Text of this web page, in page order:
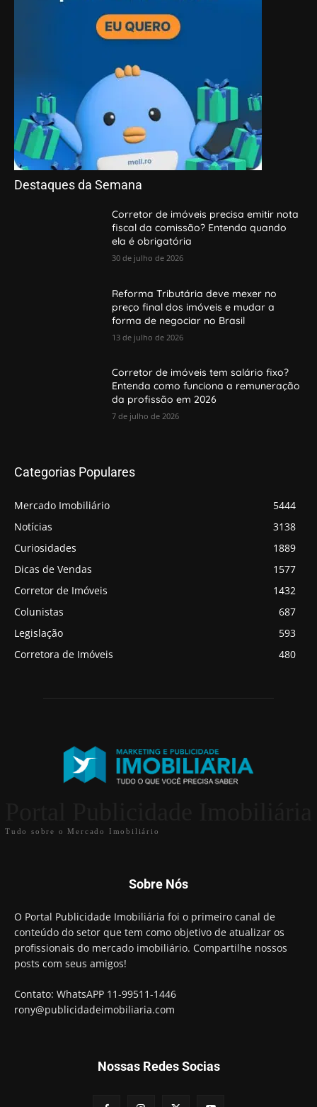
Destaques da Semana
Corretor de imóveis precisa emitir nota
fiscal da comissão? Entenda quando
ela é obrigatória
30 de julho de 2026
Reforma Tributária deve mexer no
preço final dos imóveis e mudar a
forma de negociar no Brasil
13 de julho de 2026
Corretor de imóveis tem salário fixo?
Entenda como funciona a remuneração
da profissão em 2026
7 de julho de 2026
Categorias Populares
Mercado Imobiliário
5444
Notícias
3138
Curiosidades
1889
Dicas de Vendas
1577
Corretor de Imóveis
1432
Colunistas
687
Legislação
593
Corretora de Imóveis
480
Tudo sobre o Mercado Imobiliário
Sobre Nós
O Portal Publicidade Imobiliária foi o primeiro canal de
conteúdo do setor que tem como objetivo de atualizar os
profissionais do mercado imobiliário. Compartilhe nossos
posts com seus amigos!
Contato: WhatsAPP 11-99511-1446
rony@publicidadeimobiliaria.com
Nossas Redes Socias